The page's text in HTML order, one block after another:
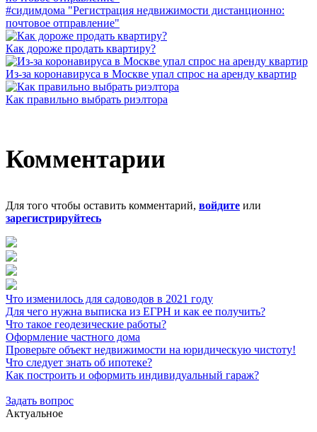
#сидимдома "Регистрация недвижимости дистанционно:
почтовое отправление"
Как дороже продать квартиру?
Из-за коронавируса в Москве упал спрос на аренду квартир
Как правильно выбрать риэлтора
Комментарии
Для того чтобы оставить комментарий, войдите или
зарегистрируйтесь
Что изменилось для садоводов в 2021 году
Для чего нужна выписка из ЕГРН и как ее получить?
Что такое геодезические работы?
Оформление частного дома
Проверьте объект недвижимости на юридическую чистоту!
Что следует знать об ипотеке?
Как построить и оформить индивидуальный гараж?
Задать вопрос
Актуальное